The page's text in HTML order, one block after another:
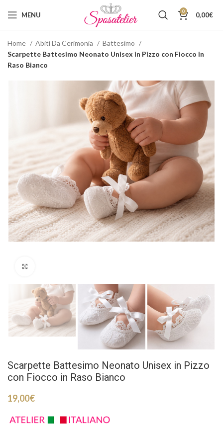
MENU 0 0,00€
Home Abiti Da Cerimonia
Battesimo
Scarpette Battesimo Neonato Unisex in Pizzo con Fiocco in
Raso Bianco
Scarpette Battesimo Neonato Unisex in Pizzo
con Fiocco in Raso Bianco
19,00€